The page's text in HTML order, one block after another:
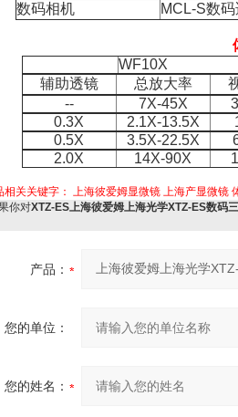
数码相机
MCL-S数
WF10X
辅助透镜
总放大率
--
7X-45X
0.3X
2.1X-13.5X
0.5X
3.5X-22.5X
2.0X
14X-90X
相关关键字： 上海彼爱姆显微镜 上海产显微镜
你对XTZ-ES上海彼爱姆上海光学XTZ-ES数码
产品：
您的单位：
您的姓名：